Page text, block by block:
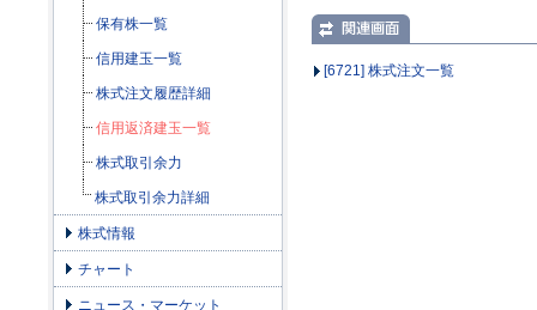
保有株一覧
信用建玉一覧
株式注文履歴詳細
信用返済建玉一覧
株式取引余力
株式取引余力詳細
株式情報
チャート
ニュース・マーケット
[6721] 株式注文一覧